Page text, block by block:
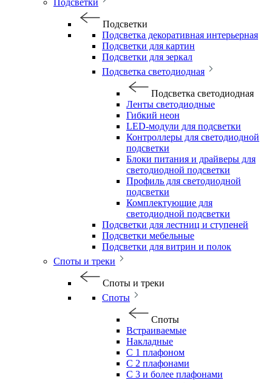
Подсветки
Подсветки
Подсветка декоративная интерьерная
Подсветки для картин
Подсветки для зеркал
Подсветка светодиодная
Подсветка светодиодная
Ленты светодиодные
Гибкий неон
LED-модули для подсветки
Контроллеры для светодиодной
подсветки
Блоки питания и драйверы для
светодиодной подсветки
Профиль для светодиодной
подсветки
Комплектующие для
светодиодной подсветки
Подсветки для лестниц и ступеней
Подсветки мебельные
Подсветки для витрин и полок
Споты и треки
Споты и треки
Споты
Споты
Встраиваемые
Накладные
С 1 плафоном
С 2 плафонами
С 3 и более плафонами